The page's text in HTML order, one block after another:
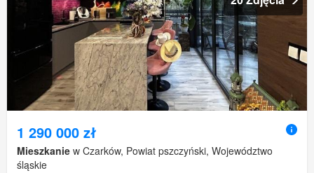
1 290 000 zł
Mieszkanie w Czarków, Powiat pszczyński, Województwo
śląskie